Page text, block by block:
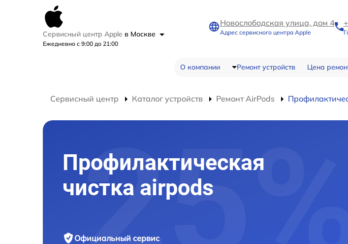
Сервисный центр Apple в Москве
Ежедневно с 9:00 до 21:00
Новослободская улица, дом 4
Адрес сервисного центра Apple
О компании Ремонт устройств Цена
Сервисный центр Каталог устройств Ремонт AirPods
Профилактическая
чистка airpods
Официальный сервис